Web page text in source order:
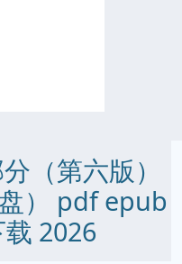
（第六版）
） pdf epub
2026